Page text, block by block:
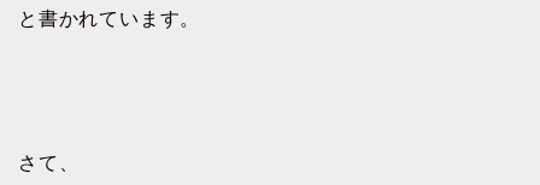
と書かれています。
さて、